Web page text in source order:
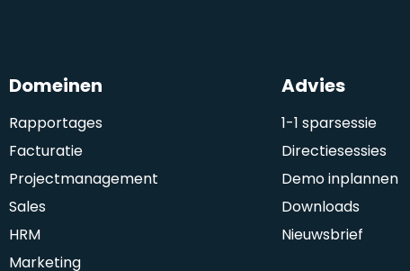
Domeinen
Rapportages
Facturatie
Projectmanagement
Sales
HRM
Marketing
Advies
1-1 sparsessie
Directiesessies
Demo inplannen
Downloads
Nieuwsbrief